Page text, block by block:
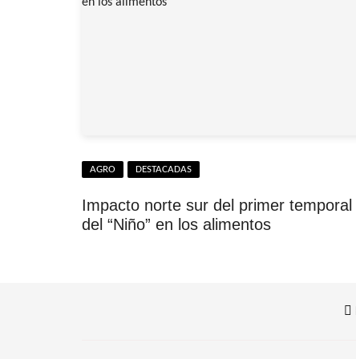
AGRO DESTACADAS
Impacto norte sur del primer temporal
del “Niño” en los alimentos